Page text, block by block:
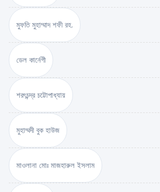
মুফতি মুহাম্মাদ শফী রহ.
ডেল কার্নেগী
শরৎচন্দ্র চট্টোপাধ্যায়
মুহাম্মদী বুক হাউজ
মাওলানা মোঃ মাজহারুল ইসলাম